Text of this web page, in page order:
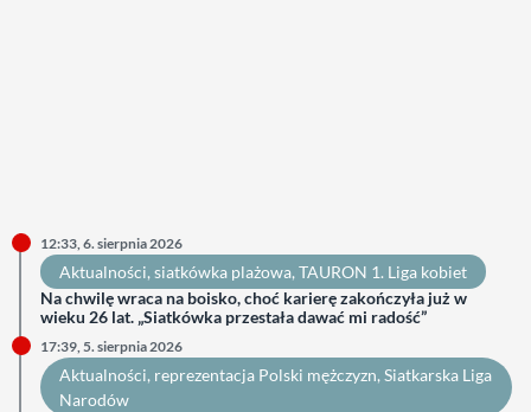
12:33, 6. sierpnia 2026
Aktualności, siatkówka plażowa, TAURON 1. Liga kobiet
Na chwilę wraca na boisko, choć karierę zakończyła już w
wieku 26 lat. „Siatkówka przestała dawać mi radość”
17:39, 5. sierpnia 2026
Aktualności, reprezentacja Polski mężczyzn, Siatkarska Liga
Narodów